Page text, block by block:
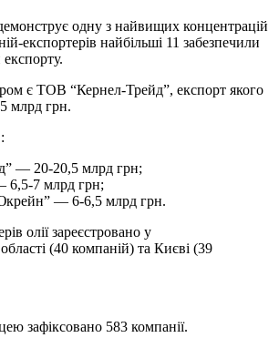
одну з найвищих концентрацій
експортерів найбільші 11 забезпечили
є ТОВ “Кернел-Трейд”, експорт якого
млрд грн.
— 20-20,5 млрд грн;
7 млрд грн;
— 6-6,5 млрд грн.
олії зареєстровано у
(40 компаній) та Києві (39
зафіксовано 583 компанії.